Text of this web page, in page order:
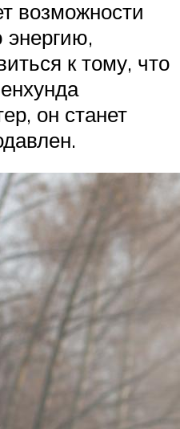
возможности
энергию,
к тому, что
он станет